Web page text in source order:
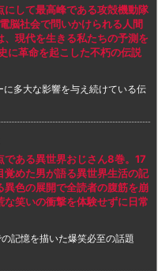
にして最高峰である攻殻機動隊
脳社会で問いかけられる人間
、現代を生きる私たちの予測を
に革命を起こした不朽の伝説
多大な影響を与え続けている伝
である異世界おじさん8巻。17
覚めた男が語る異世界生活の記
異色の展開で全読者の腹筋を崩
な笑いの衝撃を体験せずに日常
記憶を描いた爆笑必至の話題